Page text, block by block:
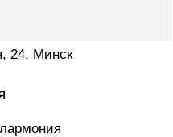
24, Минск